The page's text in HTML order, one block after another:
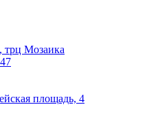
трц Мозаика
площадь, 4